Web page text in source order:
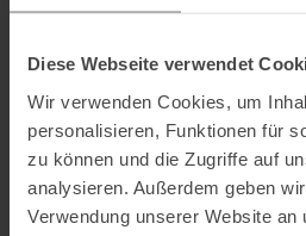
Diese Webseite verwendet
Wir verwenden Cookies, um
personalisieren, Funktionen für
zu können und die Zugriffe auf
analysieren. Außerdem geben
Verwendung unserer Website an
Modus Hoch Alle Systeme (GPS,
Modus Max Dual-Frequenz (GPS,
31 Stunden
Modus Max Dual-Frequenz (GPS,
Always-On-Display: 24 Stunden
Modus Hoch Max Dual-Frequenz
QZSS) mit Offline-Musikwiedergabe: